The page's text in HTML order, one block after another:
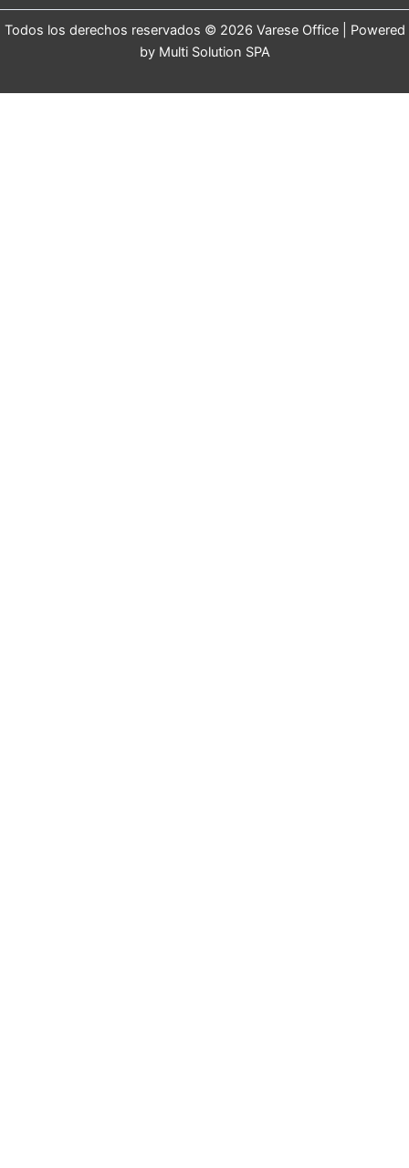
Todos los derechos reservados © 2026 Varese Office | Powered
by Multi Solution SPA